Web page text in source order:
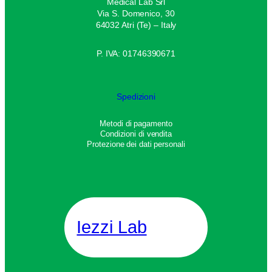
Via S. Domenico, 30
64032 Atri (Te) – Italy
P. IVA: 01746390671
Spedizioni
Metodi di pagamento
Condizioni di vendita
Protezione dei dati personali
Iezzi Lab